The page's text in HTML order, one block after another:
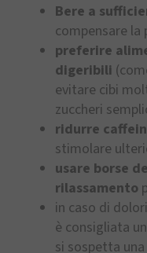
Bere a
compensare
preferire
digeribili
evitare cibi
zuccheri
ridurre
stimolare
usare borse
rilassamento
in caso di
è consigliata
si sospetta